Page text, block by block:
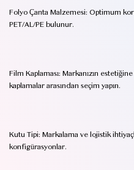
Folyo Çanta Malzemesi: Optimum
PET/AL/PE bulunur.
Film Kaplaması: Markanızın
kaplamalar arasından seçim yapın.
Kutu Tipi: Markalama ve lojistik
konfigürasyonlar.